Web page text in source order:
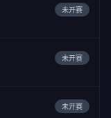
未开赛
未开赛
未开赛